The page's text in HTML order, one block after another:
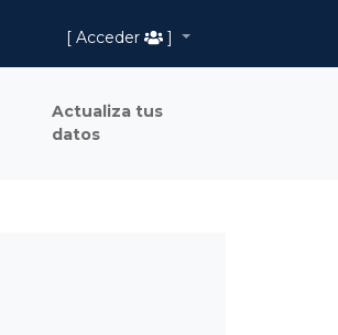
[ Acceder
]
Actualiza tus
datos